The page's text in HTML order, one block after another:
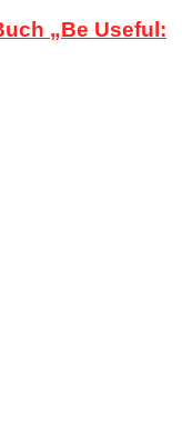
„Be Useful: